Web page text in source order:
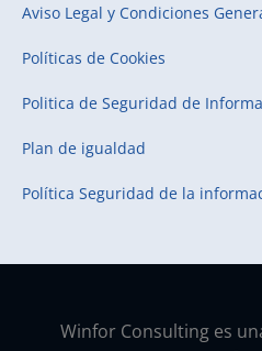
Aviso Legal y Condiciones
Políticas de Cookies
Politica de Seguridad de
Plan de igualdad
Política Seguridad de la
Winfor Consulting es